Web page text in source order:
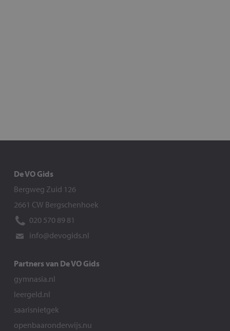
De VO Gids
Bergweg Zuid 126
2661 CW Bergschenhoek
020 570 89 81
info@devogids.nl
Partners van De VO Gids
gymnasia.nl
leergeld.nl
saarisnietgek
openbaaronderwijs.nu